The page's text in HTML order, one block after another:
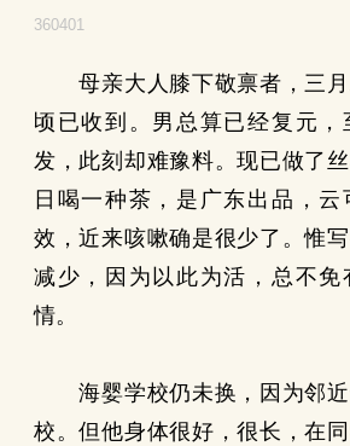
360401
母亲大人膝下敬禀者，三月
顷已收到。男总算已经复元，
发，此刻却难豫料。现已做了
日喝一种茶，是广东出品，
效，近来咳嗽确是很少了。惟
减少，因为以此为活，总不免
情。
海婴学校仍未换，因为邻近
校。但他身体很好，很长，在